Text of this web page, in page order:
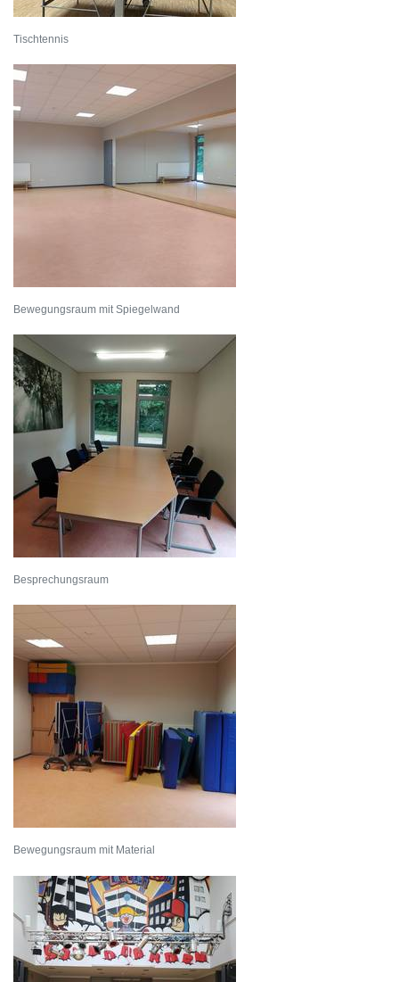
Tischtennis
Bewegungsraum mit Spiegelwand
Besprechungsraum
Bewegungsraum mit Material